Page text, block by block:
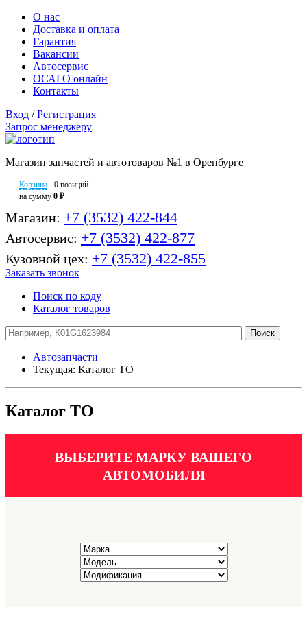
О нас
Доставка и оплата
Гарантия
Вакансии
Автосервис
ОСАГО онлайн
Контакты
Вход / Регистрация
Запрос менеджеру
Магазин запчастей и автотоваров №1 в Оренбурге
Корзина
0 позиций
на сумму 0 ₽
Магазин: +7 (3532) 422-844
Автосервис: +7 (3532) 422-877
Кузовной цех: +7 (3532) 422-855
Заказать звонок
Поиск по коду
Каталог товаров
Автозапчасти
Текущая: Каталог ТО
Каталог ТО
ВЫБЕРИТЕ МАРКУ ВАШЕГО
АВТОМОБИЛЯ